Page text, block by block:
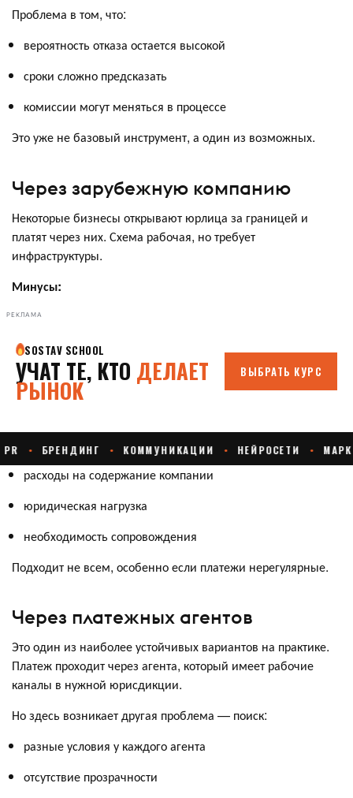
Проблема в том, что:
вероятность отказа остается высокой
сроки сложно предсказать
комиссии могут меняться в процессе
Это уже не базовый инструмент, а один из возможных.
Через зарубежную компанию
Некоторые бизнесы открывают юрлица за границей и
платят через них. Схема рабочая, но требует
инфраструктуры.
Минусы:
РЕКЛАМА
расходы на содержание компании
юридическая нагрузка
необходимость сопровождения
Подходит не всем, особенно если платежи нерегулярные.
Через платежных агентов
Это один из наиболее устойчивых вариантов на практике.
Платеж проходит через агента, который имеет рабочие
каналы в нужной юрисдикции.
Но здесь возникает другая проблема — поиск:
разные условия у каждого агента
отсутствие прозрачности